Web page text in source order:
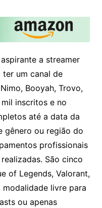
a streamer
ter um canal de
Booyah, Trovo,
inscritos e no
até a data da
gênero ou região do
profissionais
São cinco
of Legends, Valorant,
modalidade livre para
ou apenas